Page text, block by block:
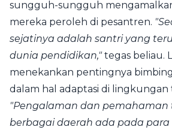
sungguh-sungguh
mereka peroleh di pesantren.
sejatinya adalah santri yang
dunia pendidikan,"tegas beliau.
menekankan pentingnya
dalam hal adaptasi di lingkungan
"Pengalaman dan
berbagai daerah ada pada para